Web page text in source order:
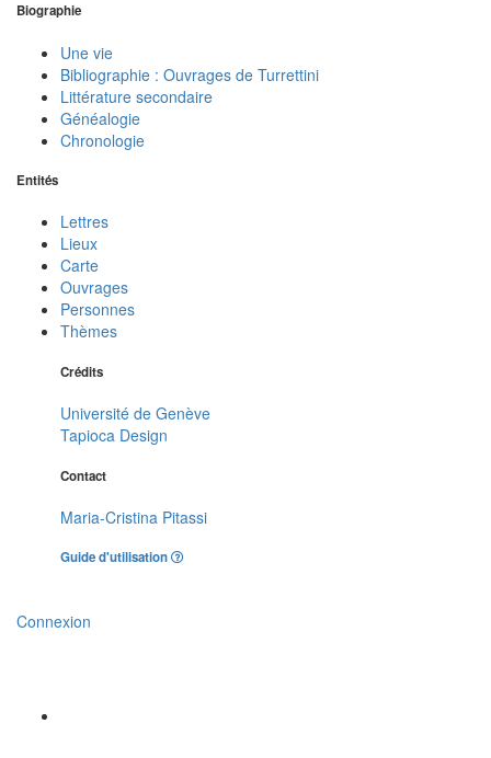
Biographie
Une vie
Bibliographie : Ouvrages de Turrettini
Littérature secondaire
Généalogie
Chronologie
Entités
Lettres
Lieux
Carte
Ouvrages
Personnes
Thèmes
Crédits
Université de Genève
Tapioca Design
Contact
Maria-Cristina Pitassi
Guide d'utilisation
Connexion